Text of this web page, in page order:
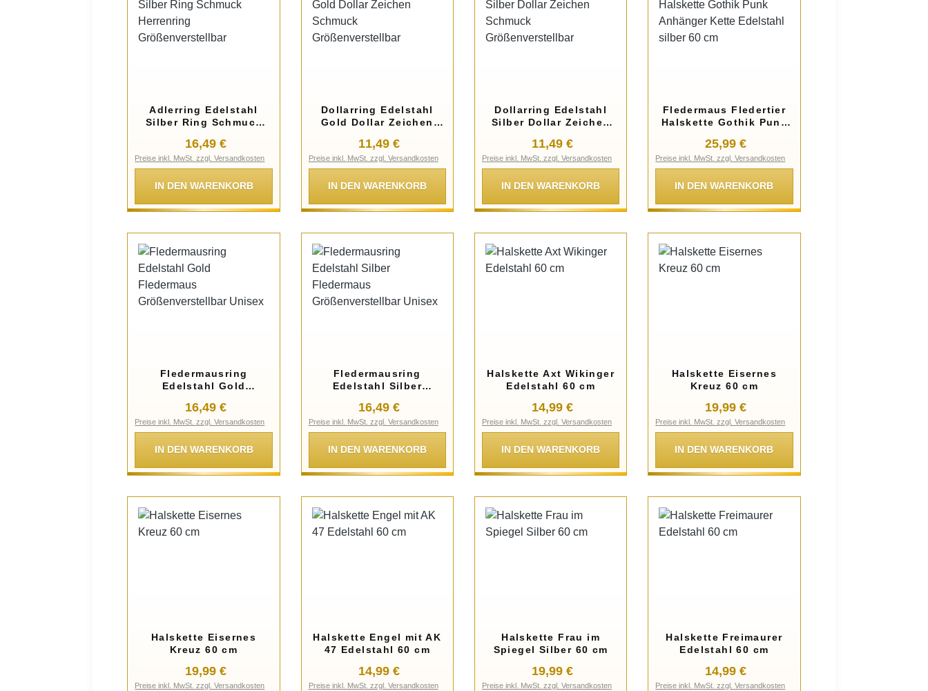
Adlerring Edelstahl
Silber Ring Schmuck
Größenverstellbar
Regulärer Preis:
16,49 €
Preise inkl. MwSt. zzgl. Versandkosten
IN DEN WARENKORB
Dollarring Edelstahl
Gold Dollar Zeichen
Größenverstellbar
Regulärer Preis:
11,49 €
Preise inkl. MwSt. zzgl. Versandkosten
IN DEN WARENKORB
Dollarring Edelstahl
Silber Dollar Zeichen
Größenverstellbar
Regulärer Preis:
11,49 €
Preise inkl. MwSt. zzgl. Versandkosten
IN DEN WARENKORB
Fledermaus Fledertier
Halskette Gothik Punk
Edelstahl silber 60 cm
Regulärer Preis:
25,99 €
Preise inkl. MwSt. zzgl. Versandkosten
IN DEN WARENKORB
Fledermausring
Edelstahl Gold
Größenverstellbar
Unisex
Regulärer Preis:
16,49 €
Preise inkl. MwSt. zzgl. Versandkosten
IN DEN WARENKORB
Fledermausring
Edelstahl Silber
Größenverstellbar
Unisex
Regulärer Preis:
16,49 €
Preise inkl. MwSt. zzgl. Versandkosten
IN DEN WARENKORB
Halskette Axt Wikinger
Edelstahl 60 cm
Regulärer Preis:
14,99 €
Preise inkl. MwSt. zzgl. Versandkosten
IN DEN WARENKORB
Halskette Eisernes
Kreuz 60 cm
Regulärer Preis:
19,99 €
Preise inkl. MwSt. zzgl. Versandkosten
IN DEN WARENKORB
Halskette Eisernes
Kreuz 60 cm
Regulärer Preis:
19,99 €
Preise inkl. MwSt. zzgl. Versandkosten
Halskette Engel mit AK
47 Edelstahl 60 cm
Regulärer Preis:
14,99 €
Preise inkl. MwSt. zzgl. Versandkosten
Halskette Frau im
Spiegel Silber 60 cm
Regulärer Preis:
19,99 €
Preise inkl. MwSt. zzgl. Versandkosten
Halskette Freimaurer
Edelstahl 60 cm
Regulärer Preis:
14,99 €
Preise inkl. MwSt. zzgl. Versandkosten